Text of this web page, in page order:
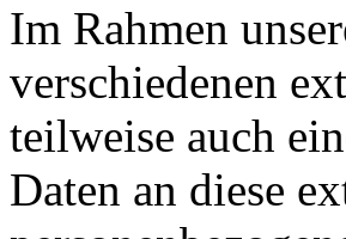
Im Rahmen
verschiedenen
teilweise auch
Daten an diese